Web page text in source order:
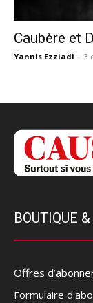
Caubère et
Yannis Ezziadi - 3
BOUTIQUE
Offres
Formulaire